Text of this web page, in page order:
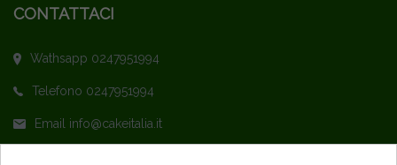
CONTATTACI
Wathsapp 0247951994
Telefono 0247951994
Email info@cakeitalia.it